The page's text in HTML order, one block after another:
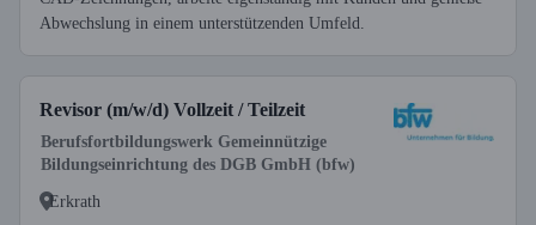
Abwechslung in einem unterstützenden Umfeld.
Revisor (m/w/d) Vollzeit / Teilzeit
Berufsfortbildungswerk Gemeinnützige
Bildungseinrichtung des DGB GmbH (bfw)
Erkrath